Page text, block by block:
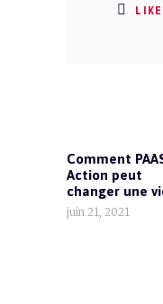
LIKE
Comment
Action peut
changer une
juin 21, 2021